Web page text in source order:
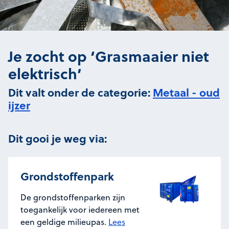
Je zocht op ‘Grasmaaier niet
elektrisch’
Dit valt onder de categorie:Metaal - oud
ijzer
Dit gooi je weg via:
Grondstoffenpark
De grondstoffenparken zijn
toegankelijk voor iedereen met
een geldige milieupas. Lees